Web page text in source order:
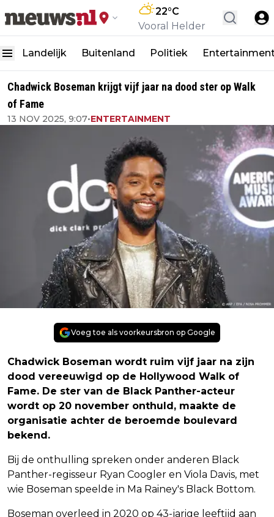
22°C
Vooral Helder
Landelijk Buitenland Politiek
Chadwick Boseman krijgt vijf jaar na dood ster op Walk
of Fame
13 NOV 2025, 9:07•ENTERTAINMENT
Voeg toe als voorkeursbron op Google
Chadwick Boseman wordt ruim vijf jaar na zijn
dood vereeuwigd op de Hollywood Walk of
Fame. De ster van de Black Panther-acteur
wordt op 20 november onthuld, maakte de
organisatie achter de beroemde boulevard
bekend.
Bij de onthulling spreken onder anderen Black
Panther-regisseur Ryan Coogler en Viola Davis, met
wie Boseman speelde in Ma Rainey's Black Bottom.
Boseman overleed in 2020 op 43-jarige leeftijd aan